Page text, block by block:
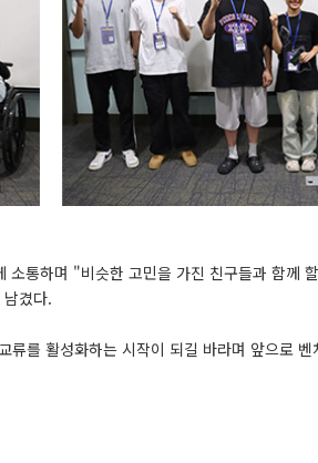
통하며 "비슷한 고민을 가진 친구들과 함께
겼다.
를 활성화하는 시작이 되길 바라며 앞으로